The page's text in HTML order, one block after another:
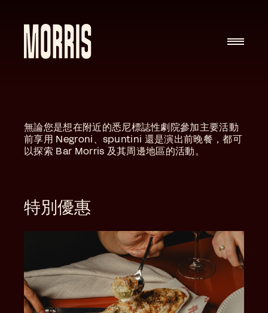
無論您是想在附近的悉尼標誌性劇院參加主要活動
前享用 Negroni、spuntini 還是演出前晚餐，都可
以探索 Bar Morris 及其周邊地區的活動。
特別優惠